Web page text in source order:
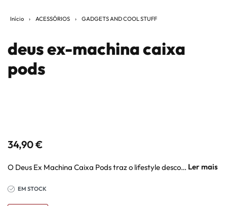
Início › ACESSÓRIOS › GADGETS AND COOL STUFF
deus ex-machina caixa
pods
34,90€
O Deus Ex Machina Caixa Pods traz o lifestyle descontraído da marca para um acessório com personalidade. Um detalhe simples, casual e com energia Backdoor.
EM STOCK